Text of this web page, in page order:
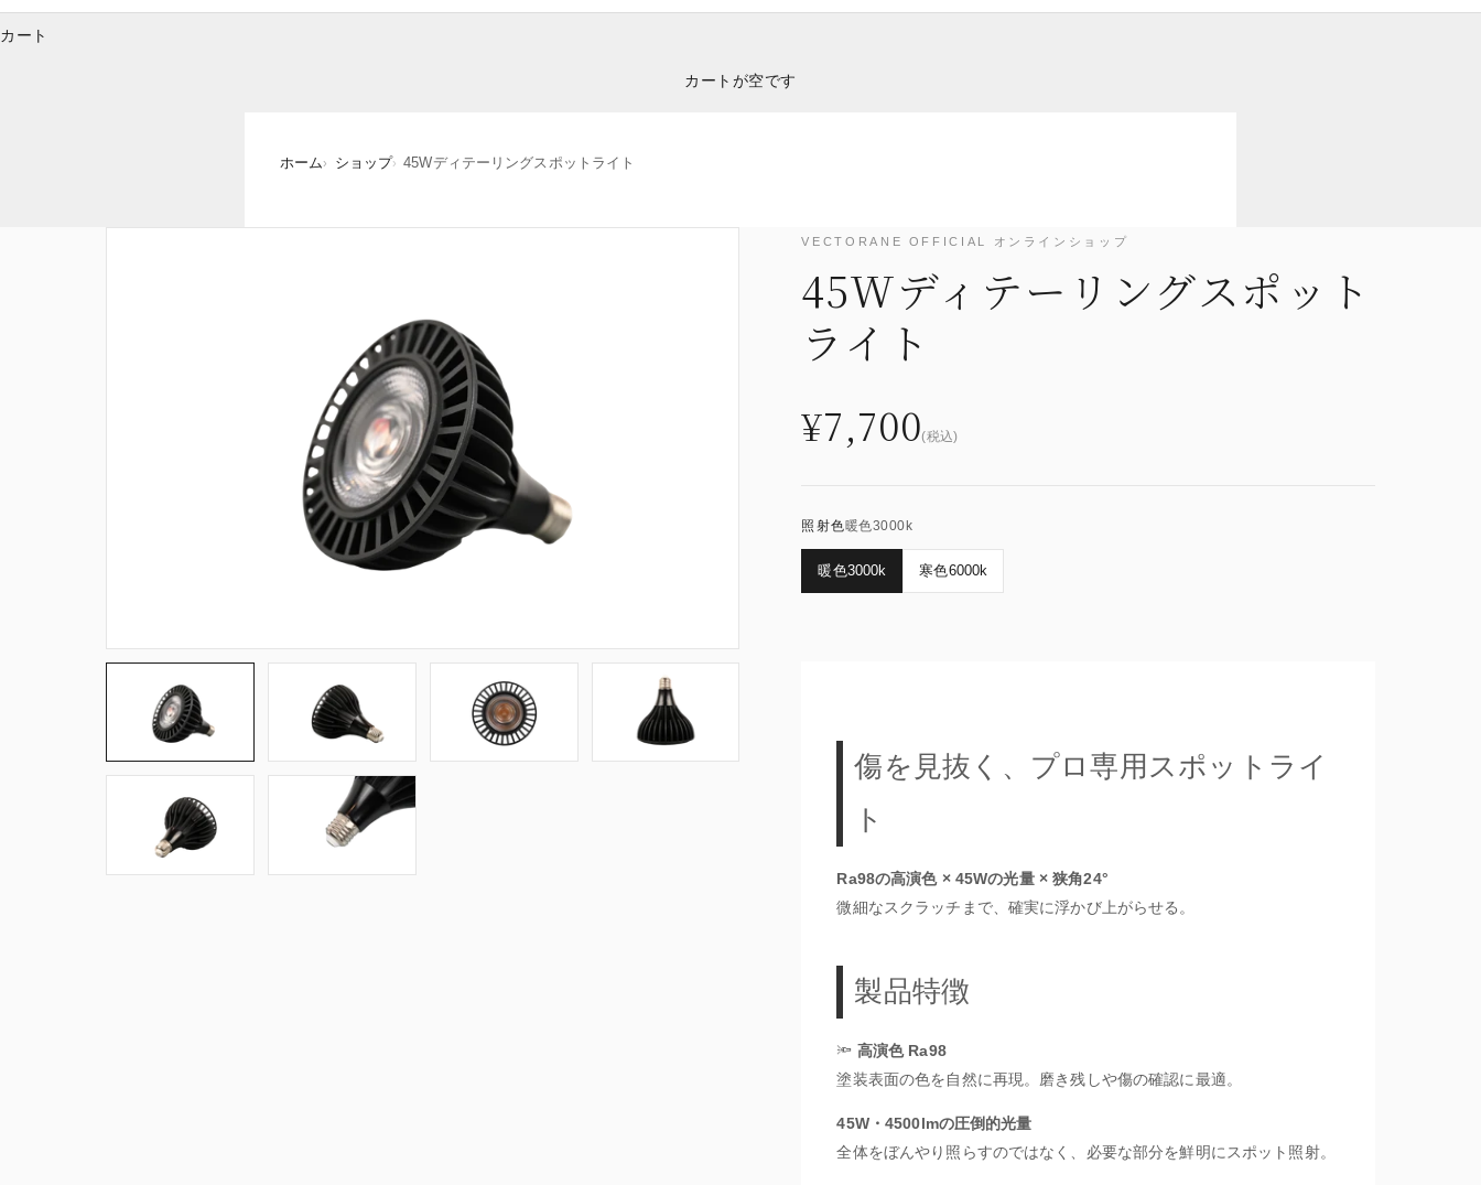
カート
カートが空です
ホーム ショップ 45Wディテーリングスポットライト
VECTORANE OFFICIAL オンラインショップ
45Wディテーリングスポット
ライト
¥7,700(税込)
照射色暖色3000k
暖色3000k 寒色6000k
傷を見抜く、プロ専用スポットライ
ト
Ra98の高演色 × 45Wの光量 × 狭角24°
微細なスクラッチまで、確実に浮かび上がらせる。
製品特徴
🔦 高演色 Ra98
塗装表面の色を自然に再現。磨き残しや傷の確認に最適。
45W・4500lmの圧倒的光量
全体をぼんやり照らすのではなく、必要な部分を鮮明にスポット照射。